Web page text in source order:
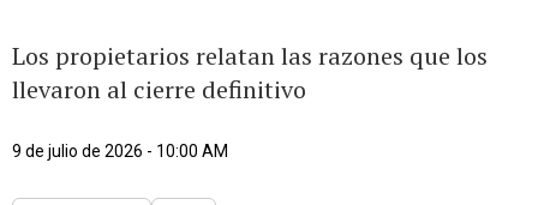
Los propietarios relatan las razones que los
llevaron al cierre definitivo
9 de julio de 2026 - 10:00 AM